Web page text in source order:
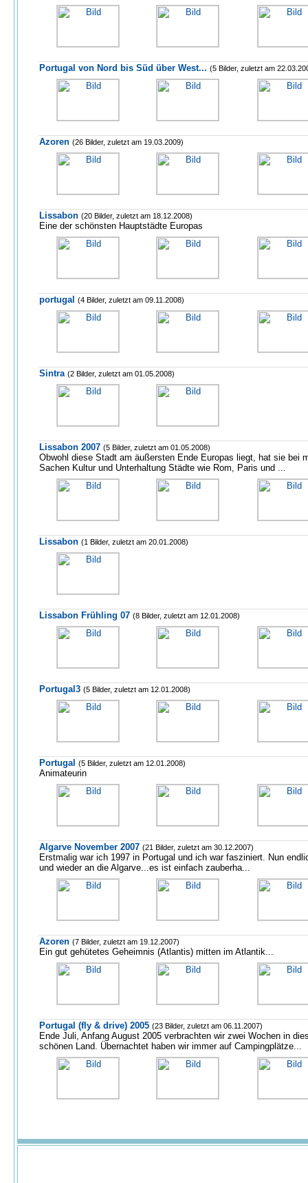
Portugal von Nord bis Süd über West... (5 Bilder, zuletzt am
Azoren (26 Bilder, zuletzt am 19.03.2009)
Lissabon (20 Bilder, zuletzt am 18.12.2008)
Eine der schönsten Hauptstädte Europas
portugal (4 Bilder, zuletzt am 09.11.2008)
Sintra (2 Bilder, zuletzt am 01.05.2008)
Lissabon 2007 (5 Bilder, zuletzt am 01.05.2008)
Obwohl diese Stadt am äußersten Ende Europas liegt, hat sie bei
Sachen Kultur und Unterhaltung Städte wie Rom, Paris und ...
Lissabon (1 Bilder, zuletzt am 20.01.2008)
Lissabon Frühling 07 (8 Bilder, zuletzt am 12.01.2008)
Portugal3 (5 Bilder, zuletzt am 12.01.2008)
Portugal (5 Bilder, zuletzt am 12.01.2008)
Animateurin
Algarve November 2007 (21 Bilder, zuletzt am 30.12.2007)
Erstmalig war ich 1997 in Portugal und ich war fasziniert. Nun
und wieder an die Algarve...es ist einfach zauberha...
Azoren (7 Bilder, zuletzt am 19.12.2007)
Ein gut gehütetes Geheimnis (Atlantis) mitten im Atlantik...
Portugal (fly & drive) 2005 (23 Bilder, zuletzt am 06.11.2007)
Ende Juli, Anfang August 2005 verbrachten wir zwei Wochen in
schönen Land. Übernachtet haben wir immer auf Campingplätze...